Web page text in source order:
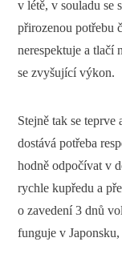
v létě, v souladu se
přirozenou potřebu
nerespektuje a tlačí
se zvyšující výkon.
Stejně tak se
dostává potřeba
hodně odpočívat v
rychle kupředu a
o zavedení 3 dnů
funguje v